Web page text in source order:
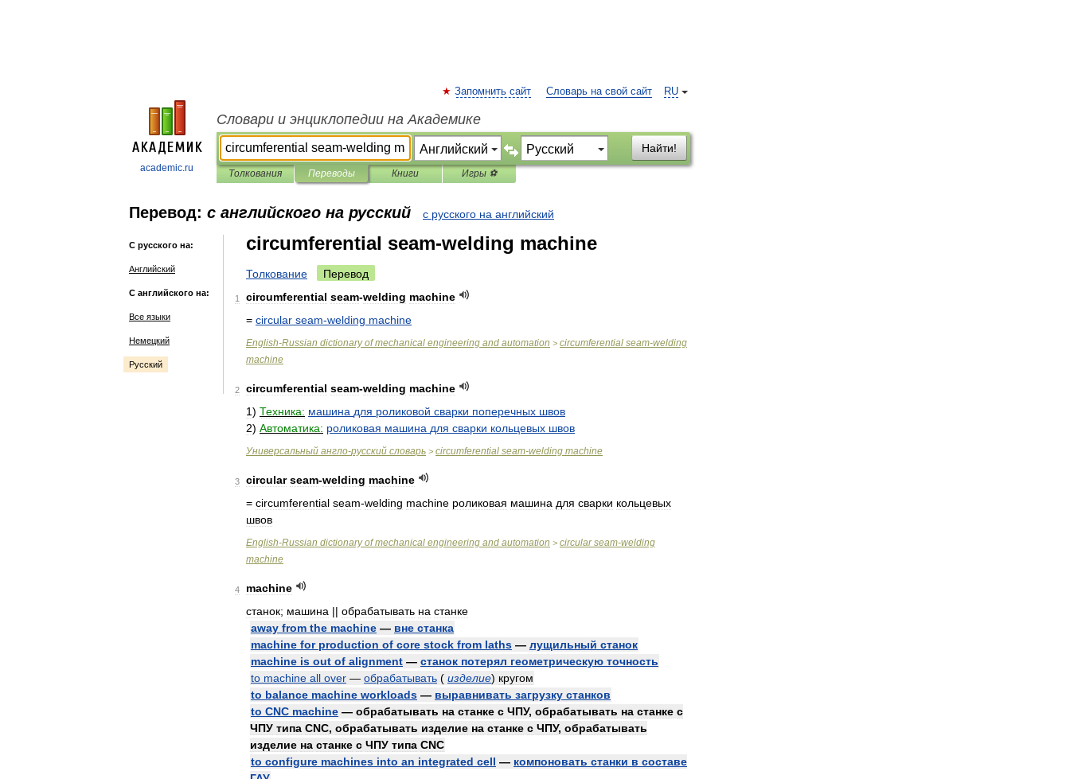
academic.ru
RU
Запомнить сайт Словарь на свой сайт
Словари и энциклопедии на Академике
Найти!
Толкования Переводы Книги Игры ⚽
Перевод: с английского на русский с русского на английский
С русского на:
Английский
С английского на:
Все языки
Немецкий
Русский
circumferential seam-welding machine
Толкование Перевод
1 circumferential seam-welding machine
= circular seam-welding machine
English-Russian dictionary of mechanical engineering and automation > circumferential seam-welding
machine
2 circumferential seam-welding machine
1) Техника: машина для роликовой сварки поперечных швов
2) Автоматика: роликовая машина для сварки кольцевых швов
Универсальный англо-русский словарь > circumferential seam-welding machine
3 circular seam-welding machine
= circumferential seam-welding machine роликовая машина для сварки кольцевых
швов
English-Russian dictionary of mechanical engineering and automation > circular seam-welding
machine
4
machine
станок; машина || обрабатывать на станке
away from the machine — вне станка
machine for production of core stock from laths — лущильный станок
machine is out of alignment — станок потерял геометрическую точность
to machine all over — обрабатывать ( изделие) кругом
to balance machine workloads — выравнивать загрузку станков
to CNC machine — обрабатывать на станке с ЧПУ, обрабатывать на станке с
ЧПУ типа CNC, обрабатывать изделие на станке с ЧПУ, обрабатывать
изделие на станке с ЧПУ типа CNC
to configure machines into an integrated cell — компоновать станки в составе